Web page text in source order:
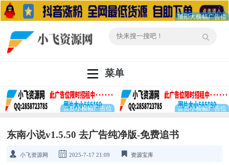
菜单
东南小说v1.5.50 去广告纯净版-免费追书
小飞资源网 2025-7-17 21:09 资源宝库